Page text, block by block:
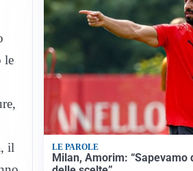
le
il
LE PAROLE
Milan, Amorim: